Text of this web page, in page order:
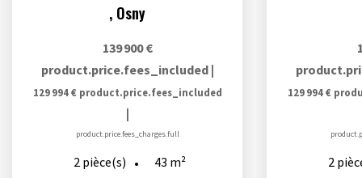
, Osny
139 900 €
product.price.fees_included |
129 994 € product.price.fees_included
|
product.price.fees_charges.full
2 pièce(s) 43 m²
129 994 €
2